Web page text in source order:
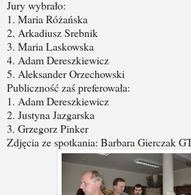
Jury wybrało:
1. Maria Różańska
2. Arkadiusz Srebnik
3. Maria Laskowska
4. Adam Dereszkiewicz
5. Aleksander Orzechowski
Publiczność zaś preferowała:
1. Adam Dereszkiewicz
2. Justyna Jazgarska
3. Grzegorz Pinker
Zdjęcia ze spotkania: Barbara Gierczak